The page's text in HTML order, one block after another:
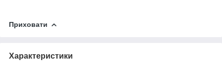
Приховати
Характеристики